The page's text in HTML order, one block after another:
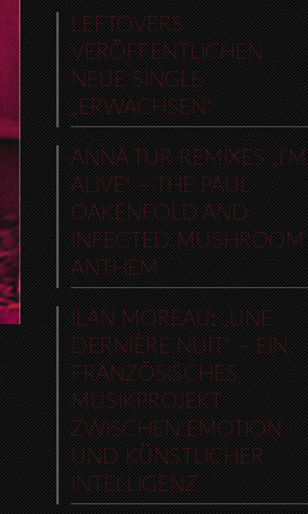
LEFTOVERS
VERÖFFENTLICHEN
NEUE SINGLE
„ERWACHSEN“
ANNA TUR REMIXES „I’M
ALIVE“ – THE PAUL
OAKENFOLD AND
INFECTED MUSHROOM
ANTHEM
ILAN MOREAU: „UNE
DERNIÈRE NUIT“ – EIN
FRANZÖSISCHES
MUSIKPROJEKT
ZWISCHEN EMOTION
UND KÜNSTLICHER
INTELLIGENZ